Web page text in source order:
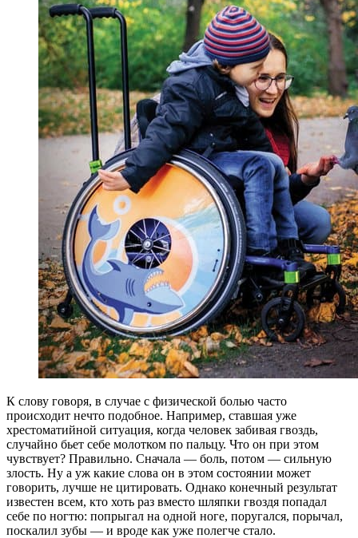
К слову говоря, в случае с физической болью часто
происходит нечто подобное. Например, ставшая уже
хрестоматийной ситуация, когда человек забивая гвоздь,
случайно бьет себе молотком по пальцу. Что он при этом
чувствует? Правильно. Сначала — боль, потом — сильную
злость. Ну а уж какие слова он в этом состоянии может
говорить, лучше не цитировать. Однако конечный результат
известен всем, кто хоть раз вместо шляпки гвоздя попадал
себе по ногтю: попрыгал на одной ноге, поругался, порычал,
поскалил зубы — и вроде как уже полегче стало.